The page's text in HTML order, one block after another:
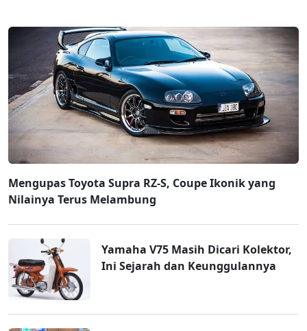
Mengupas Toyota Supra RZ-S, Coupe Ikonik yang
Nilainya Terus Melambung
Yamaha V75 Masih Dicari Kolektor,
Ini Sejarah dan Keunggulannya